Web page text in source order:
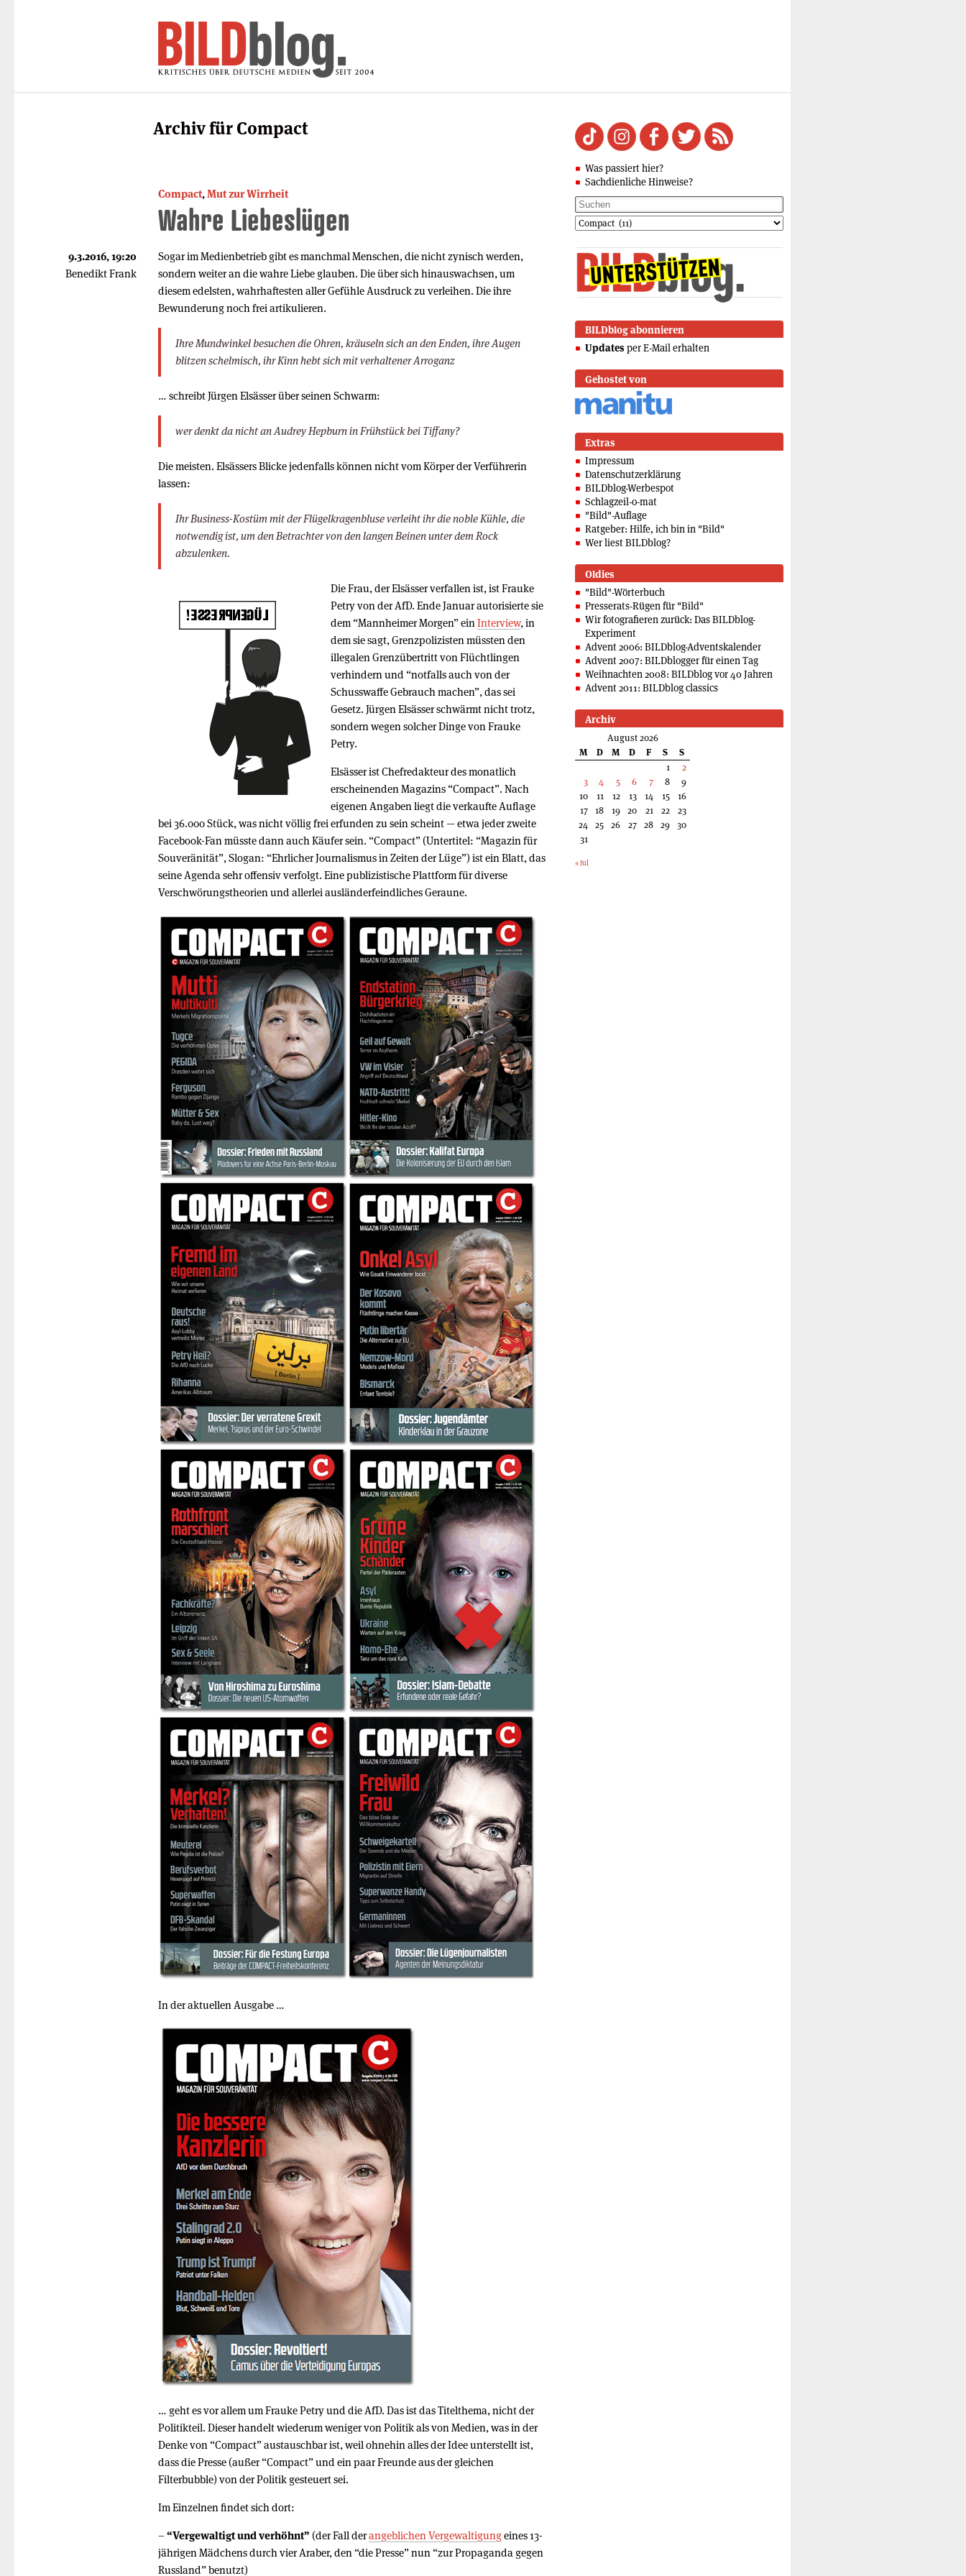
Archiv für Compact
Compact,Mut zur Wirrheit
Wahre Liebeslügen
Sogar im Medienbetrieb gibt es manchmal Menschen, die nicht zynisch werden,
sondern weiter an die wahre Liebe glauben. Die über sich hinauswachsen, um
diesem edelsten, wahrhaftesten aller Gefühle Ausdruck zu verleihen. Die ihre
Bewunderung noch frei artikulieren.
Ihre Mundwinkel besuchen die Ohren, kräuseln sich an den Enden, ihre Augen
blitzen schelmisch, ihr Kinn hebt sich mit verhaltener Arroganz
… schreibt Jürgen Elsässer über seinen Schwarm:
wer denkt da nicht an Audrey Hepburn in Frühstück bei Tiffany?
Die meisten. Elsässers Blicke jedenfalls können nicht vom Körper der Verführerin
lassen:
Ihr Business-Kostüm mit der Flügelkragenbluse verleiht ihr die noble Kühle, die
notwendig ist, um den Betrachter von den langen Beinen unter dem Rock
abzulenken.
Die Frau, der Elsässer verfallen ist, ist Frauke
Petry von der AfD. Ende Januar autorisierte sie
dem “Mannheimer Morgen” ein Interview, in
dem sie sagt, Grenzpolizisten müssten den
illegalen Grenzübertritt von Flüchtlingen
verhindern und “notfalls auch von der
Schusswaffe Gebrauch machen”, das sei
Gesetz. Jürgen Elsässer schwärmt nicht trotz,
sondern wegen solcher Dinge von Frauke
Petry.
Elsässer ist Chefredakteur des monatlich
erscheinenden Magazins “Compact”. Nach
eigenen Angaben liegt die verkaufte Auflage
bei 36.000 Stück, was nicht völlig frei erfunden zu sein scheint — etwa jeder zweite
Facebook-Fan müsste dann auch Käufer sein. “Compact” (Untertitel: “Magazin für
Souveränität”, Slogan: “Ehrlicher Journalismus in Zeiten der Lüge”) ist ein Blatt, das
seine Agenda sehr offensiv verfolgt. Eine publizistische Plattform für diverse
Verschwörungstheorien und allerlei ausländerfeindliches Geraune.
In der aktuellen Ausgabe …
… geht es vor allem um Frauke Petry und die AfD. Das ist das Titelthema, nicht der
Politikteil. Dieser handelt wiederum weniger von Politik als von Medien, was in der
Denke von “Compact” austauschbar ist, weil ohnehin alles der Idee unterstellt ist,
dass die Presse (außer “Compact” und ein paar Freunde aus der gleichen
Filterbubble) von der Politik gesteuert sei.
Im Einzelnen findet sich dort:
– “Vergewaltigt und verhöhnt” (der Fall derangeblichen Vergewaltigungeines 13-
jährigen Mädchens durch vier Araber, den “die Presse” nun “zur Propaganda gegen
Russland” benutzt)
9.3.2016, 19:20
Benedikt Frank
Was passiert hier?
Sachdienliche Hinweise?
BILDblog abonnieren
Updates per E-Mail erhalten
Gehostet von
Extras
Impressum
Datenschutzerklärung
BILDblog-Werbespot
Schlagzeil-o-mat
"Bild"-Auflage
Ratgeber: Hilfe, ich bin in "Bild"
Wer liest BILDblog?
Oldies
"Bild"-Wörterbuch
Presserats-Rügen für "Bild"
Wir fotografieren zurück: Das BILDblog-
Experiment
Advent 2006: BILDblog-Adventskalender
Advent 2007: BILDblogger für einen Tag
Weihnachten 2008: BILDblog vor 40 Jahren
Advent 2011: BILDblog classics
Archiv
August 2026
M
D M D F S
S
1
2
3
4 5 6 7 8
9
10
11 12 13 14 15
16
17 18 19 20 21 22
23
24 25 26 27 28 29 30
31
« Jul